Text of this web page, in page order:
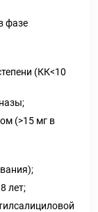
фазе
(КК<10
(>15 мг в
лет;